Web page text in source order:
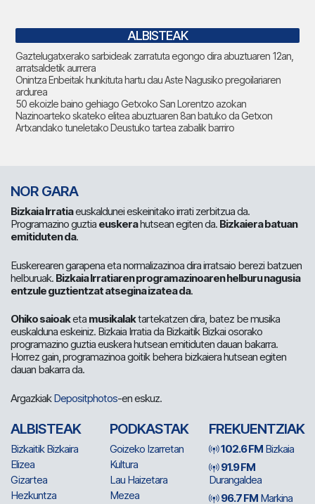
ALBISTEAK
Gaztelugatxerako sarbideak zarratuta egongo dira abuztuaren 12an,
arratsaldetik aurrera
Onintza Enbeitak hunkituta hartu dau Aste Nagusiko pregoilariaren
ardurea
50 ekoizle baino gehiago Getxoko San Lorentzo azokan
Nazinoarteko skateko elitea abuztuaren 8an batuko da Getxon
Artxandako tuneletako Deustuko tartea zabalik barriro
NOR GARA
Bizkaia Irratiaeuskaldunei eskeinitako irrati zerbitzua da.
Programazino guztia euskerahutsean egiten da. Bizkaiera batuan
emitiduten da.
Euskerearen garapena eta normalizazinoa dira irratsaio berezi batzuen
helburuak. Bizkaia Irratiaren programazinoaren helburu nagusia
entzule guztientzat atsegina izatea da.
Ohiko saioaketa musikalaktartekatzen dira, batez be musika
euskalduna eskeiniz. Bizkaia Irratia da Bizkaitik Bizkai osorako
programazino guztia euskera hutsean emitiduten dauan bakarra.
Horrez gain, programazinoa goitik behera bizkaiera hutsean egiten
dauan bakarra da.
ArgazkiakDepositphotos-en eskuz.
ALBISTEAK
Bizkaitik Bizkaira
Elizea
Gizartea
Hezkuntza
PODKASTAK
Goizeko Izarretan
Kultura
Lau Haizetara
Mezea
FREKUENTZIAK
102.6 FM Bizkaia
91.9 FM
Durangaldea
96.7 FM Markina